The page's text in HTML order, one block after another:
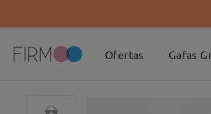
Ofertas Gafas